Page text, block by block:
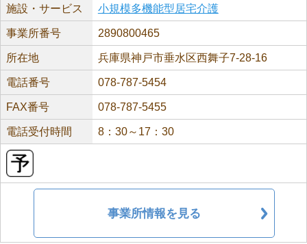
施設・サービス 小規模多機能型居宅介護
事業所番号 2890800465
所在地 兵庫県神戸市垂水区西舞子7-28-16
電話番号 078-787-5454
FAX番号 078-787-5455
電話受付時間 8：30～17：30
事業所情報を見る